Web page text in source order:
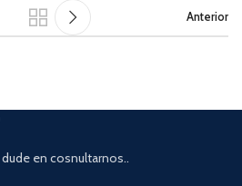
Anterior
en cosnultarnos..